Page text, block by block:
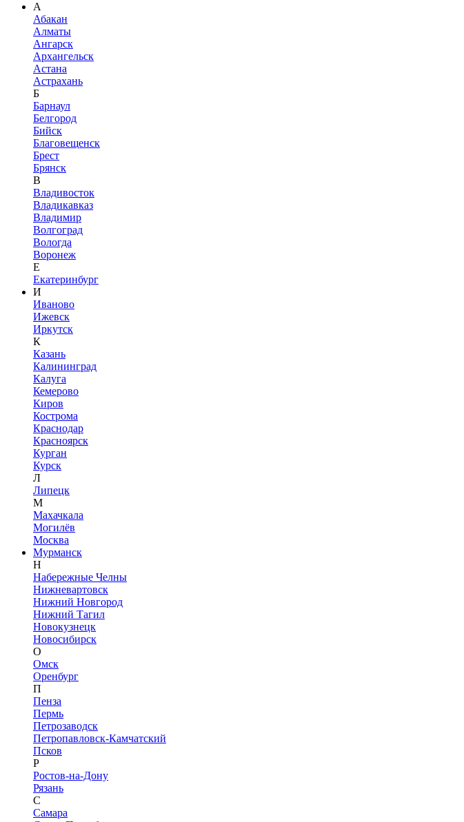
А
Абакан
Алматы
Ангарск
Архангельск
Астана
Астрахань
Б
Барнаул
Белгород
Бийск
Благовещенск
Брест
Брянск
В
Владивосток
Владикавказ
Владимир
Волгоград
Вологда
Воронеж
Е
Екатеринбург
И
Иваново
Ижевск
Иркутск
К
Казань
Калининград
Калуга
Кемерово
Киров
Кострома
Краснодар
Красноярск
Курган
Курск
Л
Липецк
М
Махачкала
Могилёв
Москва
Мурманск
Н
Набережные Челны
Нижневартовск
Нижний Новгород
Нижний Тагил
Новокузнецк
Новосибирск
О
Омск
Оренбург
П
Пенза
Пермь
Петрозаводск
Петропавловск-Камчатский
Псков
Р
Ростов-на-Дону
Рязань
С
Самара